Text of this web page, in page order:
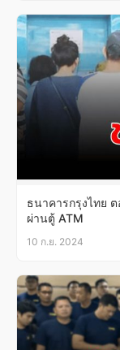
ธนาคารกรุงไทย
ผ่านตู้ ATM
10 ก.ย. 2024